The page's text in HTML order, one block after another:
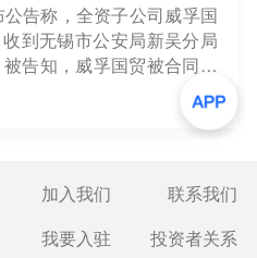
告称，全资子公司威孚国
到无锡市公安局新吴分局
告知，威孚国贸被合同诈
案条件，已决定立案。近
务情况进行核查中，发现部
，可能被合同诈骗，即向公
存在减值风险，导致威孚
加入我们
联系我们
我要入驻 投资者关系